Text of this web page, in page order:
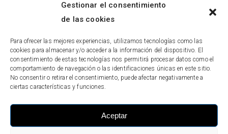
Gestionar el consentimiento
de las cookies
Para ofrecer las mejores experiencias, utilizamos tecnologías como las
cookies para almacenar y/o acceder a la información del dispositivo. El
consentimiento de estas tecnologías nos permitirá procesar datos como el
comportamiento de navegación o las identificaciones únicas en este sitio.
No consentir o retirar el consentimiento, puede afectar negativamente a
ciertas características y funciones.
Aceptar
Aviso Legal
Política de Privacidad
Política de Cookies